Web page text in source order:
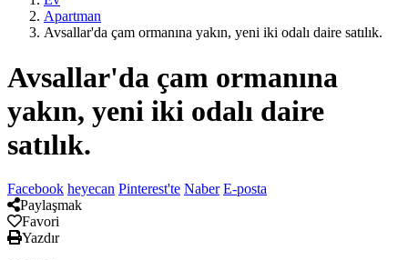
Apartman
Avsallar'da çam ormanına yakın, yeni iki odalı daire satılık.
Avsallar'da çam ormanına
yakın, yeni iki odalı daire
satılık.
Facebook heyecan Pinterest'te Naber E-posta
Paylaşmak
Favori
Yazdır